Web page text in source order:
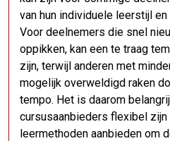
van hun individuele leerstijl en
Voor deelnemers die snel
oppikken, kan een te traag
zijn, terwijl anderen met
mogelijk overweldigd raken
tempo. Het is daarom
cursusaanbieders flexibel
leermethoden aanbieden om